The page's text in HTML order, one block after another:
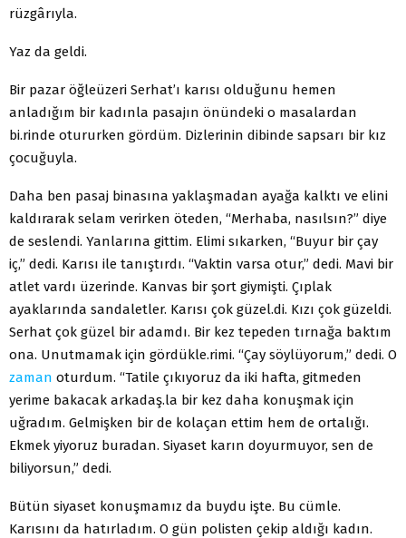
rüzgârıyla.
Yaz da geldi.
Bir pazar öğleüzeri Serhat’ı karısı olduğunu hemen
anladığım bir kadınla pasajın önündeki o masalardan
bi.rinde otururken gördüm. Dizlerinin dibinde sapsarı bir kız
çocuğuyla.
Daha ben pasaj binasına yaklaşmadan ayağa kalktı ve elini
kaldırarak selam verirken öteden, “Merhaba, nasılsın?” diye
de seslendi. Yanlarına gittim. Elimi sıkarken, “Buyur bir çay
iç,” dedi. Karısı ile tanıştırdı. “Vaktin varsa otur,” dedi. Mavi bir
atlet vardı üzerinde. Kanvas bir şort giymişti. Çıplak
ayaklarında sandaletler. Karısı çok güzel.di. Kızı çok güzeldi.
Serhat çok güzel bir adamdı. Bir kez tepeden tırnağa baktım
ona. Unutmamak için gördükle.rimi. “Çay söylüyorum,” dedi. O
zaman oturdum. “Tatile çıkıyoruz da iki hafta, gitmeden
yerime bakacak arkadaş.la bir kez daha konuşmak için
uğradım. Gelmişken bir de kolaçan ettim hem de ortalığı.
Ekmek yiyoruz buradan. Siyaset karın doyurmuyor, sen de
biliyorsun,” dedi.
Bütün siyaset konuşmamız da buydu işte. Bu cümle.
Karısını da hatırladım. O gün polisten çekip aldığı kadın.